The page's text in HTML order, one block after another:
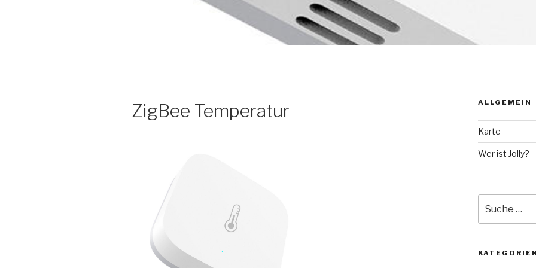
ZigBee Temperatur ALLGEMEIN
Karte
Wer ist Jolly?
nach:
KATEGORIEN